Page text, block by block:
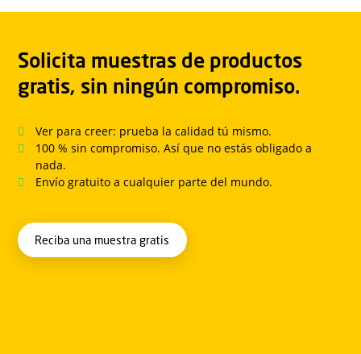
Solicita muestras de productos
gratis, sin ningún compromiso.
Ver para creer: prueba la calidad tú mismo.
100 % sin compromiso. Así que no estás obligado a
nada.
Envío gratuito a cualquier parte del mundo.
Reciba una muestra gratis